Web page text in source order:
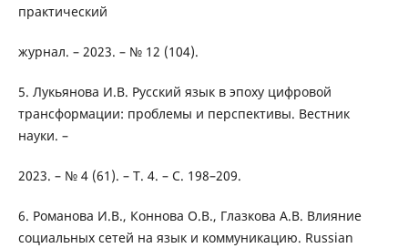
практический
журнал. – 2023. – № 12 (104).
5. Лукьянова И.В. Русский язык в эпоху цифровой
трансформации: проблемы и перспективы. Вестник
науки. –
2023. – № 4 (61). – Т. 4. – С. 198–209.
6. Романова И.В., Коннова О.В., Глазкова А.В. Влияние
социальных сетей на язык и коммуникацию. Russian